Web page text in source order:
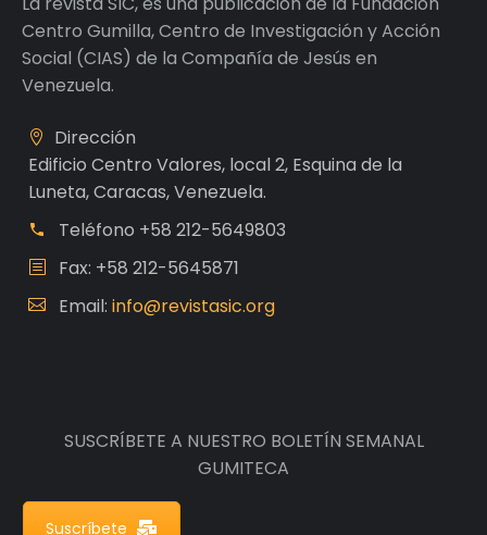
Centro Gumilla, Centro de Investigación y Acción
Social (CIAS) de la Compañía de Jesús en
Venezuela.
Dirección
Edificio Centro Valores, local 2, Esquina de la
Luneta, Caracas, Venezuela.
Teléfono +58 212-5649803
Fax: +58 212-5645871
Email: info@revistasic.org
SUSCRÍBETE A NUESTRO BOLETÍN SEMANAL
GUMITECA
Suscríbete